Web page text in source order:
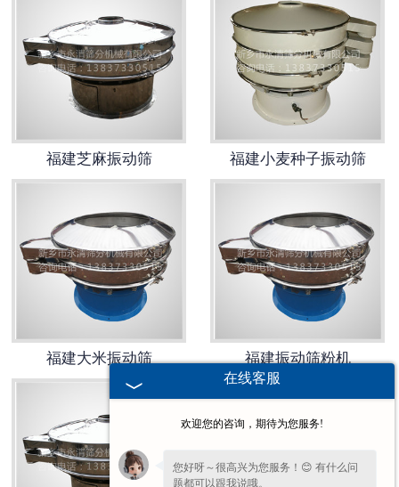
福建芝麻振动筛 福建小麦种子振动筛
福建大米振动筛 福建振动筛粉机
在线客服
欢迎您的咨询，期待为您服务!
您好呀～很高兴为您服务！😊 有什么问
题都可以跟我说哦。